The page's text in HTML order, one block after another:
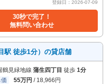
登録日：2026-07-09
30秒で完了！
無料問い合わせ
駅 徒歩1分）の貸店舗
鶴見緑地線 蒲生四丁目 徒歩 1分
55万円 / 18,966円